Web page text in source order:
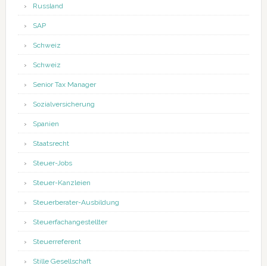
Russland
SAP
Schweiz
Schweiz
Senior Tax Manager
Sozialversicherung
Spanien
Staatsrecht
Steuer-Jobs
Steuer-Kanzleien
Steuerberater-Ausbildung
Steuerfachangestellter
Steuerreferent
Stille Gesellschaft